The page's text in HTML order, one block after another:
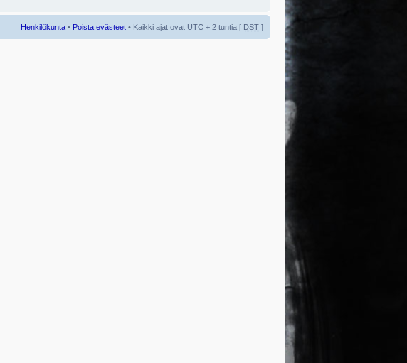
Henkilökunta • Poista evästeet • Kaikki ajat ovat UTC + 2 tuntia [ DST ]